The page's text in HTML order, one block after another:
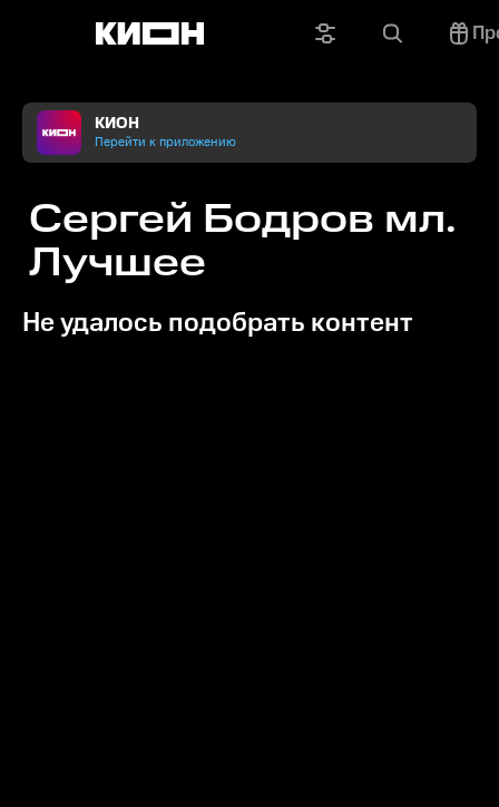
КИОН
Перейти к приложению
Сергей Бодров мл.
Лучшее
Не удалось подобрать контент